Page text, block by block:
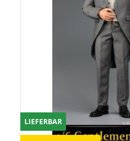
LIEFERBAR